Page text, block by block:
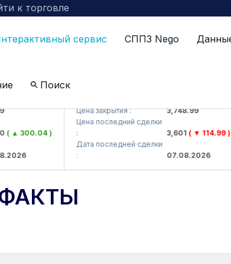
к торговле
сервис СППЗ Nego
Поиск
300.04 )
Цена закрытия :
3,748.99
Цена последний сделки
3,601( ▼ 114.99 )
Дата последней сделки
07.08.2026